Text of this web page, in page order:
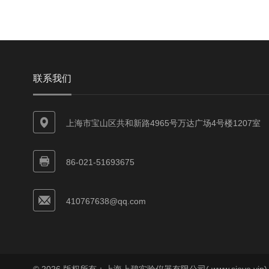
联系我们
上海市宝山区共和新路4965号万达广场4号楼1207室
86-021-51693675
410767638@qq.com